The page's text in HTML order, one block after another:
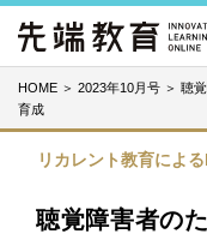
HOME ＞ 2023年10月号 ＞ 聴
育成
リカレント教育によ
聴覚障害者の